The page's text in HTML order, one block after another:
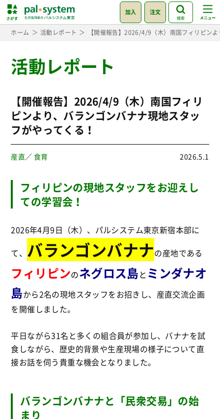
加入 注文
検索
ホーム 活動レポート 【開催報告】2026/4/9（木）南国フィリピン
活動レポート
【開催報告】2026/4/9（木）南国フィリ
ピンより、バランゴンバナナ現地スタッ
フがやってくる！
産直／食育 2026.5.1
フィリピンの現地スタッフをお迎えし
ての学習会！
2026年4月9日（木）、パルシステム東京新宿本部に
て、 バランゴンバナナの産地である
フィリピンのネグロス島 と ミンダナオ
島から2名の現地スタッフをお招きし、産直交流企画
を開催しました。
平日ながら31名と多くの組合員が参加し、バナナを試
食しながら、歴史的背景や生産現場の様子について直
接お話を伺う貴重な機会となりました。
バランゴンバナナと「民衆交易」の始
まり